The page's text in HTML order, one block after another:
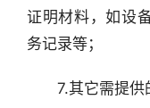
证明材料，如设
务记录等；
7.其它需提供